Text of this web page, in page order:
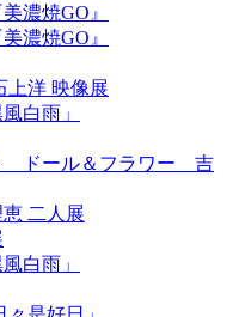
濃焼GO』
濃焼GO』
洋 映像展
白雨」
ドール＆フラワー 吉
二人展
白雨」